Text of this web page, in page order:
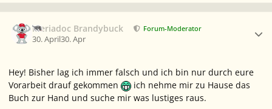
Meriadoc Brandybuck Forum-Moderator
30. April30. Apr
Hey! Bisher lag ich immer falsch und ich bin nur durch eure
Vorarbeit drauf gekommen
ich nehme mir zu Hause das
Buch zur Hand und suche mir was lustiges raus.